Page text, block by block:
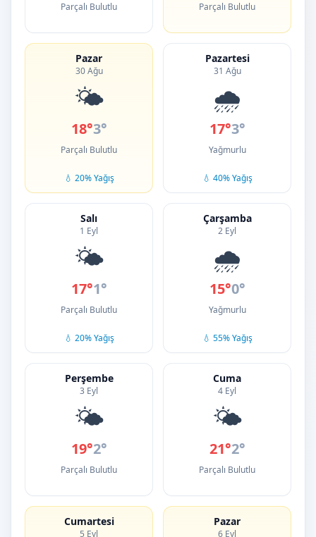
Parçalı Bulutlu Parçalı Bulutlu
Pazar
30 Ağu
🌤️
18°3°
Parçalı Bulutlu
💧 20% Yağış
Pazartesi
31 Ağu
🌧️
17°3°
Yağmurlu
💧 40% Yağış
Salı
1 Eyl
🌤️
17°1°
Parçalı Bulutlu
💧 20% Yağış
Çarşamba
2 Eyl
🌧️
15°0°
Yağmurlu
💧 55% Yağış
Perşembe
3 Eyl
🌤️
19°2°
Parçalı Bulutlu
Cuma
4 Eyl
🌤️
21°2°
Parçalı Bulutlu
Cumartesi
5 Eyl
Pazar
6 Eyl